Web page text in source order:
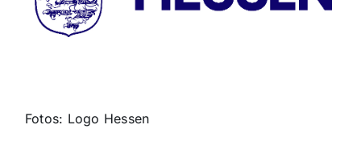
Fotos: Logo Hessen